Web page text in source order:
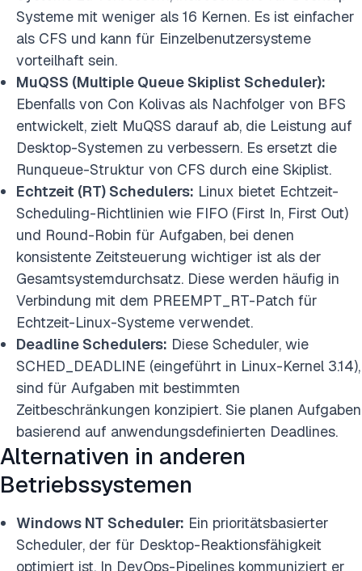
Systeme mit weniger als 16 Kernen. Es ist einfacher
als CFS und kann für Einzelbenutzersysteme
vorteilhaft sein.
MuQSS (Multiple Queue Skiplist Scheduler):
Ebenfalls von Con Kolivas als Nachfolger von BFS
entwickelt, zielt MuQSS darauf ab, die Leistung auf
Desktop-Systemen zu verbessern. Es ersetzt die
Runqueue-Struktur von CFS durch eine Skiplist.
Echtzeit (RT) Schedulers: Linux bietet Echtzeit-
Scheduling-Richtlinien wie FIFO (First In, First Out)
und Round-Robin für Aufgaben, bei denen
konsistente Zeitsteuerung wichtiger ist als der
Gesamtsystemdurchsatz. Diese werden häufig in
Verbindung mit dem PREEMPT_RT-Patch für
Echtzeit-Linux-Systeme verwendet.
Deadline Schedulers: Diese Scheduler, wie
SCHED_DEADLINE (eingeführt in Linux-Kernel 3.14),
sind für Aufgaben mit bestimmten
Zeitbeschränkungen konzipiert. Sie planen Aufgaben
basierend auf anwendungsdefinierten Deadlines.
Alternativen in anderen
Betriebssystemen
Windows NT Scheduler: Ein prioritätsbasierter
Scheduler, der für Desktop-Reaktionsfähigkeit
optimiert ist. In DevOps-Pipelines kommuniziert er